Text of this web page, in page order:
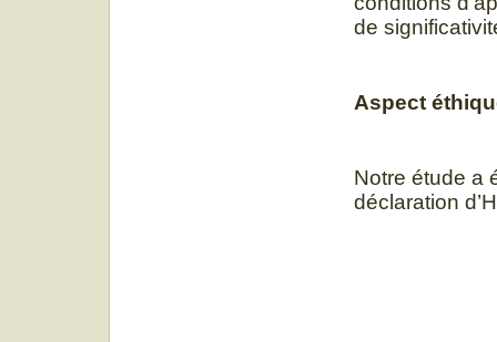
de
Aspect
Notre étude a
déclaration